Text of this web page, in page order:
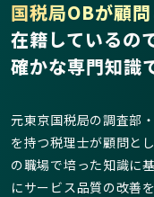
国税局OBが顧問
在籍しているの
確かな専門知識
元東京国税局の調査部
を持つ税理士が顧問と
の職場で培った知識に
にサービス品質の改善